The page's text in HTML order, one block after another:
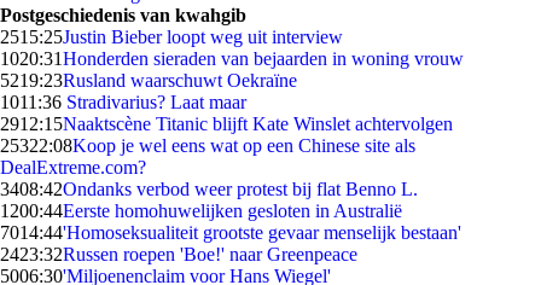
Postgeschiedenis van kwahgib
2515:25Justin Bieber loopt weg uit interview
1020:31Honderden sieraden van bejaarden in woning vrouw
5219:23Rusland waarschuwt Oekraïne
1011:36 Stradivarius? Laat maar
2912:15Naaktscène Titanic blijft Kate Winslet achtervolgen
25322:08Koop je wel eens wat op een Chinese site als
DealExtreme.com?
3408:42Ondanks verbod weer protest bij flat Benno L.
1200:44Eerste homohuwelijken gesloten in Australië
7014:44'Homoseksualiteit grootste gevaar menselijk bestaan'
2423:32Russen roepen 'Boe!' naar Greenpeace
5006:30'Miljoenenclaim voor Hans Wiegel'